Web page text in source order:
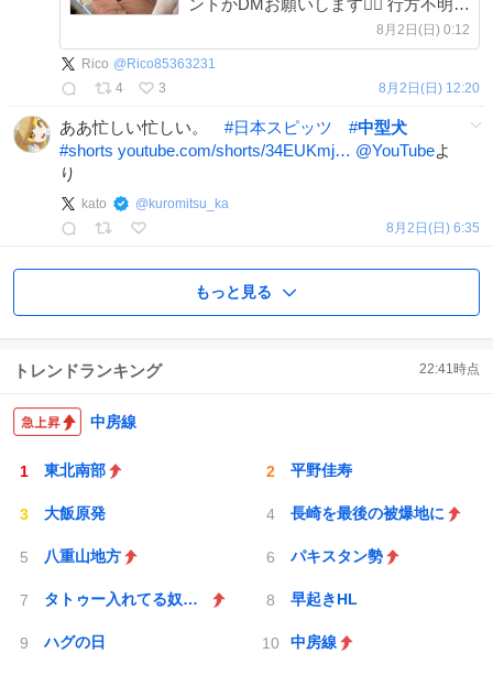
ントかDMお願いします🙇‍♀️ 行方不明場
所 千葉県柏市 年齢 1歳と4日 体型 中
型犬 少し痩せ気味？ 性格 人懐っこい
8月2日(日) 0:12
Rico @ Rico85363231
4
3 8月2日(日) 12:20
ああ忙しい忙しい。 #日本スピッツ #中型犬
#shorts youtube.com/shorts/34EUKmj… @YouTubeよ
り
kato @ kuromitsu_ka
8月2日(日) 6:35
もっと見る
トレンドランキング 22:41時点
中房線
東北南部 平野佳寿
大飯原発 長崎を最後の被爆地に
八重山地方 パキスタン勢
タトゥー入れてる奴は全員バカです 早起きHL
ハグの日 中房線